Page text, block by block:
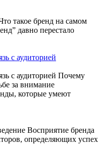
такое бренд на самом
давно перестало
с аудиторией
с аудиторией Почему
за внимание
которые умеют
Восприятие бренда
определяющих успех